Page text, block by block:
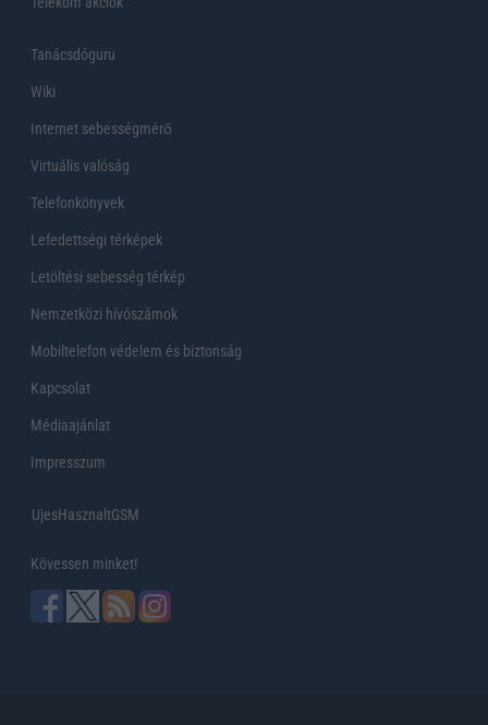
Tanácsdóguru
Wiki
Internet sebességmérő
Virtuális valóság
Telefonkönyvek
Lefedettségi térképek
Letöltési sebesség térkép
Nemzetközi hívószámok
Mobiltelefon védelem és biztonság
Kapcsolat
Médiaajánlat
Impresszum
UjesHasznaltGSM
Kövessen minket!